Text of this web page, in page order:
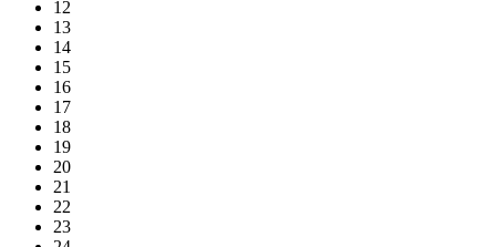
12
13
14
15
16
17
18
19
20
21
22
23